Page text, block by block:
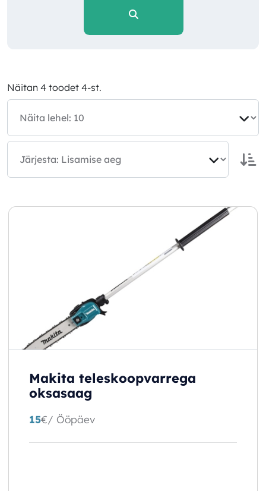
Näitan 4 toodet 4-st.
Makita teleskoopvarrega
oksasaag
15€/ Ööpäev